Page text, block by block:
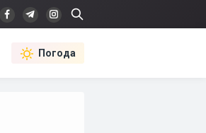
Погода